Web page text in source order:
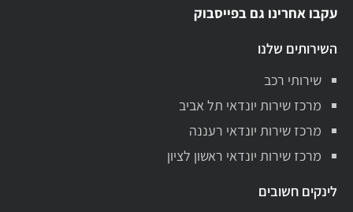
עקבו אחרינו גם בפייסבוק
השירותים שלנו
שירותי רכב
מרכז שירות יונדאי תל אביב
מרכז שירות יונדאי רעננה
מרכז שירות יונדאי ראשון לציון
לינקים חשובים